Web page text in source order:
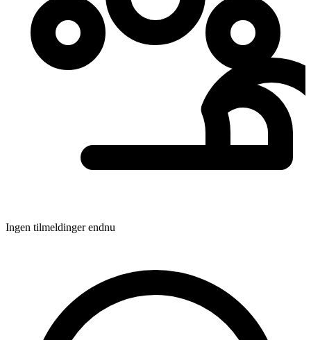
Ingen tilmeldinger endnu